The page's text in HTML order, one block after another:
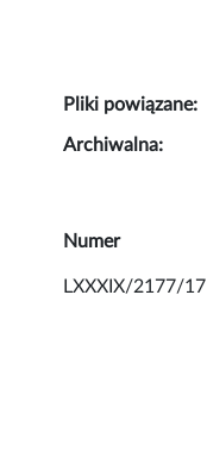
Pliki powiązane:
Archiwalna:
Numer
LXXXIX/2177/17